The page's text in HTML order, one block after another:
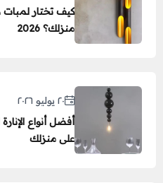
كيف تختار لمبات
منزلك؟ 2026
٢٠ يوليو ٢٠٢٦
أفضل أنواع الإنارة
على منزلك